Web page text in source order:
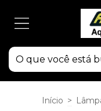
Início >